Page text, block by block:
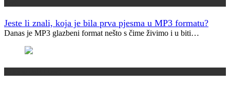
Jeste li znali, koja je bila prva pjesma u MP3 formatu?
Danas je MP3 glazbeni format nešto s čime živimo i u biti…